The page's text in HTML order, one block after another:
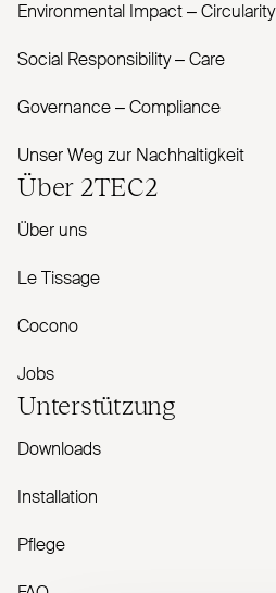
Envi­ronmental Impact – Cir­cularity
Social Responsibility – Care
Governance – Com­pliance
Unser Weg zur Nachhaltigkeit
Über 2TEC2
Über uns
Le Tissage
Cocono
Jobs
Unterstützung
Downloads
Installation
Pflege